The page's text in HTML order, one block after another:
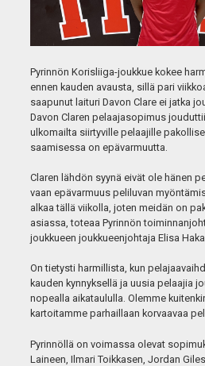
Pyrinnön Korisliiga-joukkue kokee
ennen kauden avausta, sillä pari
saapunut laituri Davon Clare ei jatka
Davon Claren pelaajasopimus
ulkomailta siirtyville pelaajille
saamisessa on epävarmuutta.
Claren lähdön syynä eivät ole hänen
vaan epävarmuus peliluvan
alkaa tällä viikolla, joten meidän on
asiassa, toteaa Pyrinnön
joukkueen joukkueenjohtaja Elisa
On tietysti harmillista, kun
kauden kynnyksellä ja uusia pelaajia
nopealla aikataululla. Olemme
kartoitamme parhaillaan korvaavaa
Pyrinnöllä on voimassa olevat
Laineen, Ilmari Toikkasen, Jordan